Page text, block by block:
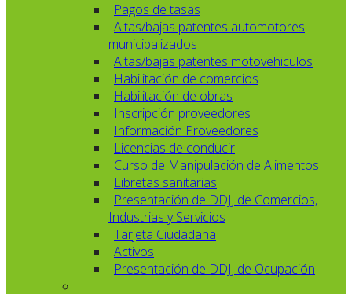
Pagos de tasas
Altas/bajas patentes automotores
municipalizados
Altas/bajas patentes motovehiculos
Habilitación de comercios
Habilitación de obras
Inscripción proveedores
Información Proveedores
Licencias de conducir
Curso de Manipulación de Alimentos
Libretas sanitarias
Presentación de DDJJ de Comercios,
Industrias y Servicios
Tarjeta Ciudadana
Activos
Presentación de DDJJ de Ocupación